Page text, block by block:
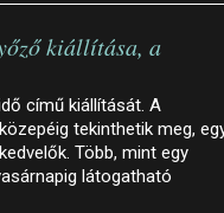
kiállítása, a
című kiállítását. A
tekinthetik meg,
Több, mint egy
látogatható